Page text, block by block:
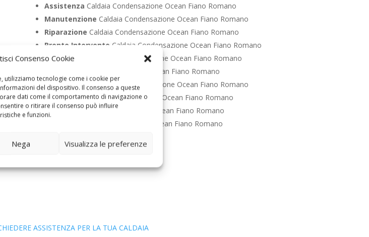
Consenso Cookie
utilizziamo tecnologie come i cookie per
del dispositivo. Il consenso a queste
dati come il comportamento di navigazione o
o ritirare il consenso può influire
e funzioni.
Nega Visualizza le preferenze
Assistenza Caldaia Condensazione Ocean Fiano Romano
Manutenzione Caldaia Condensazione Ocean Fiano Romano
Riparazione Caldaia Condensazione Ocean Fiano Romano
Pronto Intervento Caldaia Condensazione Ocean Fiano Romano
Sostituzione
Caldaia Condensazione Ocean Fiano Romano
Caldaia Condensazione Ocean Fiano Romano
Controllo FumiCaldaia Condensazione Ocean Fiano Romano
Bollino BluCaldaia Condensazione Ocean Fiano Romano
VenditaCaldaia Condensazione Ocean Fiano Romano
Caldaia Condensazione Ocean Fiano Romano
ASSISTENZA PER LA TUA CALDAIA